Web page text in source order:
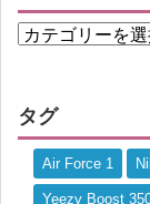
タグ
Air Force 1
Yeezy Boost